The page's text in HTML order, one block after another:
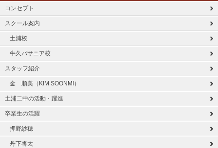
コンセプト
スクール案内
土浦校
牛久パサニア校
スタッフ紹介
金 順美（KIM SOONMI）
土浦二中の活動・躍進
卒業生の活躍
押野紗穂
丹下将太